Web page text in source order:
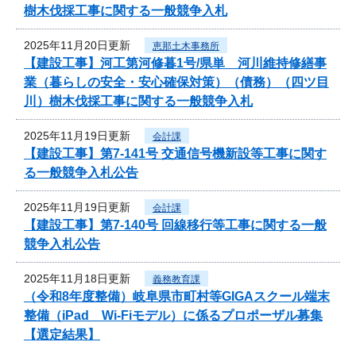
樹木伐採工事に関する一般競争入札
2025年11月20日更新 恵那土木事務所
【建設工事】河工第河修暮1号/県単 河川維持修繕事
業（暮らしの安全・安心確保対策）（債務）（四ツ目
川）樹木伐採工事に関する一般競争入札
2025年11月19日更新 会計課
【建設工事】第7-141号 交通信号機新設等工事に関す
る一般競争入札公告
2025年11月19日更新 会計課
【建設工事】第7-140号 回線移行等工事に関する一般
競争入札公告
2025年11月18日更新 義務教育課
（令和8年度整備）岐阜県市町村等GIGAスクール端末
整備（iPad Wi-Fiモデル）に係るプロポーザル募集
【選定結果】